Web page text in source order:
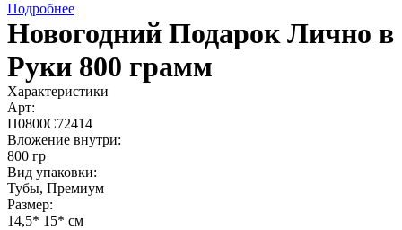
Подробнее
Новогодний Подарок Лично в
Руки 800 грамм
Характеристики
Арт:
П0800С72414
Вложение внутри:
800 гр
Вид упаковки:
Тубы, Премиум
Размер:
14,5* 15* см